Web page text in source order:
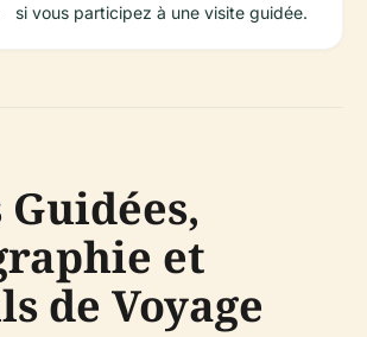
si vous participez à une visite guidée.
et
de Voyage